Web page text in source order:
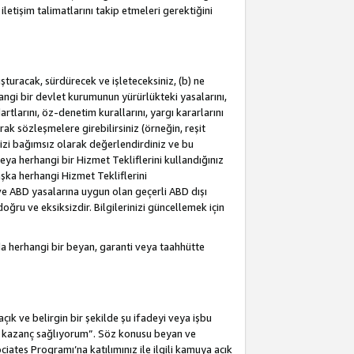
talimatlarını takip etmeleri gerektiğini
sürdürecek ve işleteceksiniz, (b) ne
bir devlet kurumunun yürürlükteki yasalarını,
öz-denetim kurallarını, yargı kararlarını
sözleşmelere girebilirsiniz (örneğin, reşit
bağımsız olarak değerlendirdiniz ve bu
herhangi bir Hizmet Tekliflerini kullandığınız
herhangi Hizmet Tekliflerini
yasalarına uygun olan geçerli ABD dışı
ve eksiksizdir. Bilgilerinizi güncellemek için
herhangi bir beyan, garanti veya taahhütte
ve belirgin bir şekilde şu ifadeyi veya işbu
sağlıyorum”. Söz konusu beyan ve
Programı’na katılımınız ile ilgili kamuya açık